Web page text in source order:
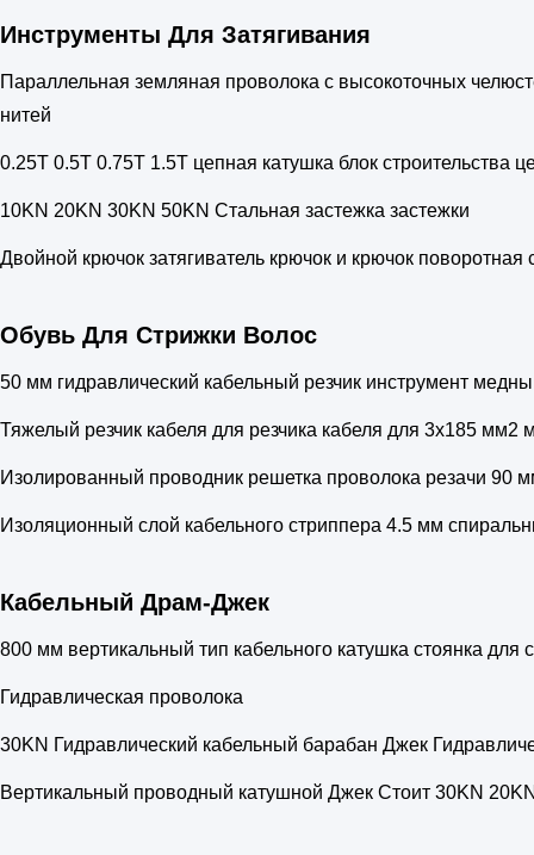
Инструменты Для Затягивания
Параллельная земляная проволока с высокоточных
нитей
0.25T 0.5T 0.75T 1.5T цепная катушка блок строительства
10KN 20KN 30KN 50KN Стальная застежка застежки
Двойной крючок затягиватель крючок и крючок
Обувь Для Стрижки Волос
50 мм гидравлический кабельный резчик инструмент
Тяжелый резчик кабеля для резчика кабеля для 3x185 мм2
Изолированный проводник решетка проволока резачи 90
Изоляционный слой кабельного стриппера 4.5 мм
Кабельный Драм-Джек
800 мм вертикальный тип кабельного катушка стоянка для
Гидравлическая проволока
30KN Гидравлический кабельный барабан Джек
Вертикальный проводный катушной Джек Стоит 30KN